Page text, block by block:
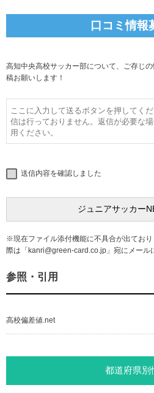
口コミ情報
高知中央高校サッカー部について、ご存じ
稿お願いします！
送信内容を確認しました
※現在ファイル添付機能に不具合が出てお
際は「kanri@green-card.co.jp 」宛にメール
参照・引用
高校偏差値.net
都道府県別